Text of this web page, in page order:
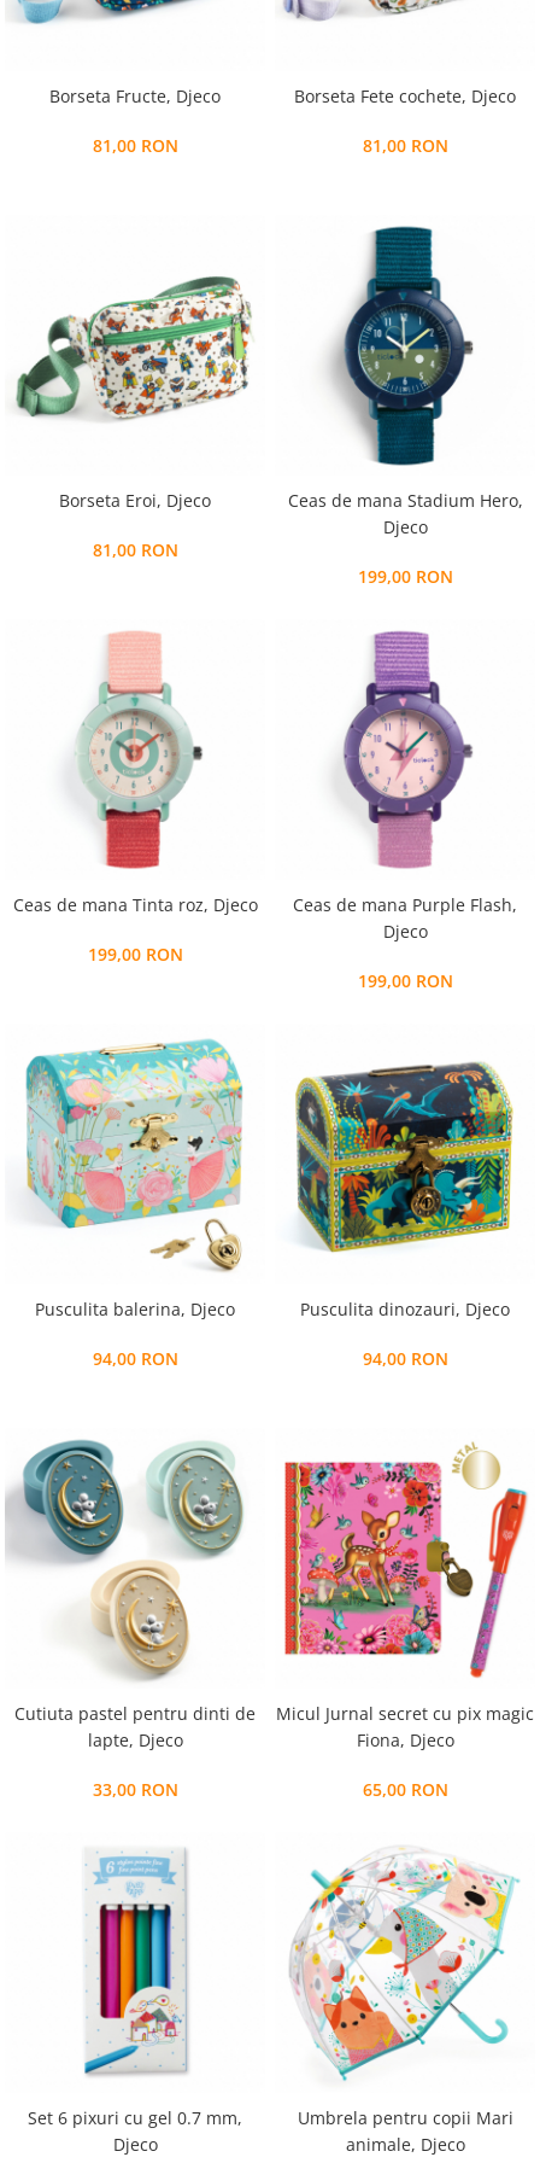
Alfabet si matematica
Seria Lectia de sanatate
Editura Galaxia Copiilor
Marea carte
Borseta Fructe, Djeco
81,00 RON
Borseta Fete cochete, Djeco
81,00 RON
Borseta Eroi, Djeco
81,00 RON
Ceas de mana Stadium Hero,
Djeco
199,00 RON
Ceas de mana Tinta roz, Djeco
199,00 RON
Ceas de mana Purple Flash,
Djeco
199,00 RON
Pusculita balerina, Djeco
94,00 RON
Pusculita dinozauri, Djeco
94,00 RON
Cutiuta pastel pentru dinti de
lapte, Djeco
33,00 RON
Micul Jurnal secret cu pix magic
Fiona, Djeco
65,00 RON
Set 6 pixuri cu gel 0.7 mm,
Djeco
Umbrela pentru copii Mari
animale, Djeco